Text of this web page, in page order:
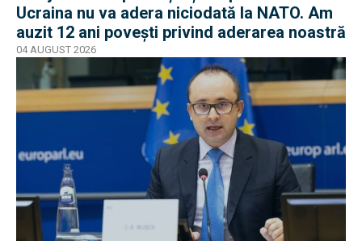
Ucraina nu va adera niciodată la NATO. Am
auzit 12 ani povești privind aderarea noastră
04 AUGUST 2026